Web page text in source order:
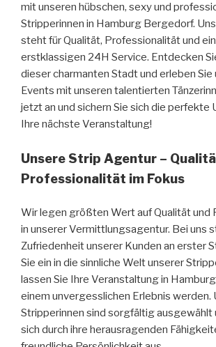
mit unseren hübschen, sexy und
Stripperinnen in Hamburg Bergedorf.
steht für Qualität, Professionalität und
erstklassigen 24H Service. Entdecken
dieser charmanten Stadt und erleben
Events mit unseren talentierten
jetzt an und sichern Sie sich die perfekte
Ihre nächste Veranstaltung!
Unsere Strip Agentur –
Professionalität im Fokus
Wir legen größten Wert auf Qualität und
in unserer Vermittlungsagentur. Bei uns
Zufriedenheit unserer Kunden an erster
Sie ein in die sinnliche Welt unserer
lassen Sie Ihre Veranstaltung in
einem unvergesslichen Erlebnis werden.
Stripperinnen sind sorgfältig ausgewählt
sich durch ihre herausragenden